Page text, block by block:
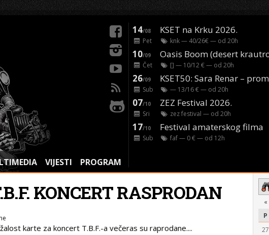
VIJESTI PROGRAM
14/08 KSET na Krku 2026.
Pet knk— 40/26€ — od 20h
10/09
Čet [] — 10/12 € — od 20h
26/09
Sub — 13/16 € — od 20h
07/10 ZEZ Festival 2026.
Sri zez festival — od 20h
17/10 Festival amaterskog filma
Sub faf— 0 € — od 12h
KONCERT RASPRODAN
karte za koncert T.B.F.-a večeras su raprodane....
«
P
27